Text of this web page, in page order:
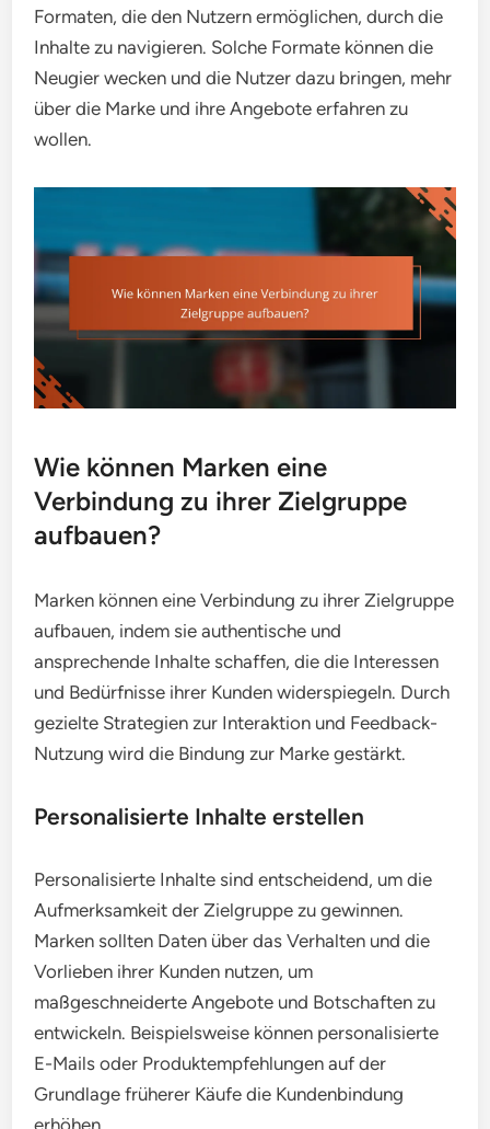
Formaten, die den Nutzern ermöglichen, durch die
Inhalte zu navigieren. Solche Formate können die
Neugier wecken und die Nutzer dazu bringen, mehr
über die Marke und ihre Angebote erfahren zu
wollen.
Wie können Marken eine
Verbindung zu ihrer Zielgruppe
aufbauen?
Marken können eine Verbindung zu ihrer Zielgruppe
aufbauen, indem sie authentische und
ansprechende Inhalte schaffen, die die Interessen
und Bedürfnisse ihrer Kunden widerspiegeln. Durch
gezielte Strategien zur Interaktion und Feedback-
Nutzung wird die Bindung zur Marke gestärkt.
Personalisierte Inhalte erstellen
Personalisierte Inhalte sind entscheidend, um die
Aufmerksamkeit der Zielgruppe zu gewinnen.
Marken sollten Daten über das Verhalten und die
Vorlieben ihrer Kunden nutzen, um
maßgeschneiderte Angebote und Botschaften zu
entwickeln. Beispielsweise können personalisierte
E-Mails oder Produktempfehlungen auf der
Grundlage früherer Käufe die Kundenbindung